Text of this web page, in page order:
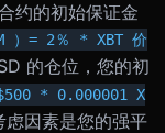
约的初始保证金
）= 2％ * XBT 价
的仓位，您的初
* 0.000001 X
虑因素是您的强平